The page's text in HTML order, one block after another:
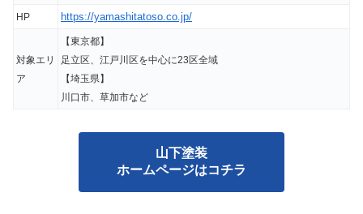
HP https://yamashitatoso.co.jp/
対象エリ
ア
【東京都】
足立区、江戸川区を中心に23区全域
【埼玉県】
川口市、草加市など
山下塗装
ホームページはコチラ